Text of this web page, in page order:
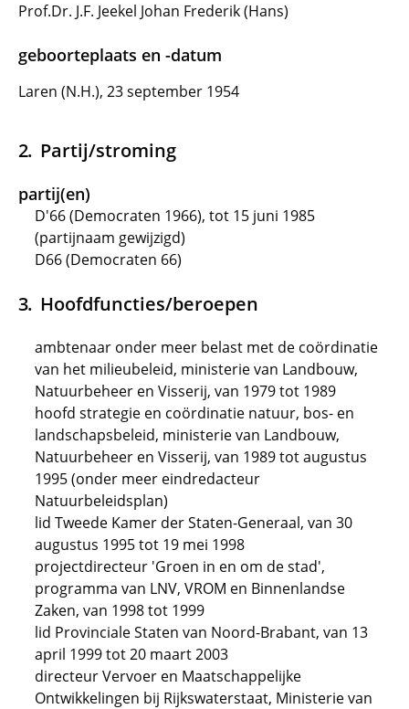
Prof.Dr. J.F. Jeekel Johan Frederik (Hans)
geboorteplaats en -datum
Laren (N.H.), 23 september 1954
Partij/stroming
partij(en)
D'66 (Democraten 1966), tot 15 juni 1985
(partijnaam gewijzigd)
D66 (Democraten 66)
Hoofdfuncties/beroepen
ambtenaar onder meer belast met de coördinatie
van het milieubeleid, ministerie van Landbouw,
Natuurbeheer en Visserij, van 1979 tot 1989
hoofd strategie en coördinatie natuur, bos- en
landschapsbeleid, ministerie van Landbouw,
Natuurbeheer en Visserij, van 1989 tot augustus
1995 (onder meer eindredacteur
Natuurbeleidsplan)
lid Tweede Kamer der Staten-Generaal, van 30
augustus 1995 tot 19 mei 1998
projectdirecteur 'Groen in en om de stad',
programma van LNV, VROM en Binnenlandse
Zaken, van 1998 tot 1999
lid Provinciale Staten van Noord-Brabant, van 13
april 1999 tot 20 maart 2003
directeur Vervoer en Maatschappelijke
Ontwikkelingen bij Rijkswaterstaat, Ministerie van